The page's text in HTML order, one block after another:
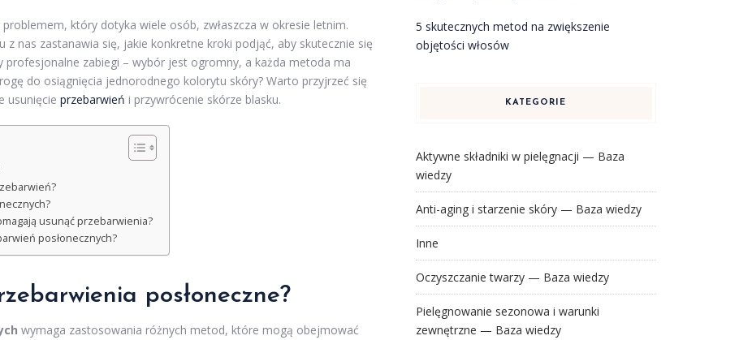
który dotyka wiele osób, zwłaszcza w okresie letnim.
nas zastanawia się, jakie konkretne kroki podjąć, aby skutecznie się
zabiegi – wybór jest ogromny, a każda metoda ma
do osiągnięcia jednorodnego kolorytu skóry? Warto przyjrzeć się
usunięcie przebarwień i przywrócenie skórze blasku.
usunąć przebarwienia?
posłonecznych?
posłoneczne?
wymaga zastosowania różnych metod, które mogą obejmować
5 skutecznych metod na zwiększenie
objętości włosów
KATEGORIE
Aktywne składniki w pielęgnacji — Baza
wiedzy
Anti-aging i starzenie skóry — Baza wiedzy
Inne
Oczyszczanie twarzy — Baza wiedzy
Pielęgnowanie sezonowa i warunki
zewnętrzne — Baza wiedzy